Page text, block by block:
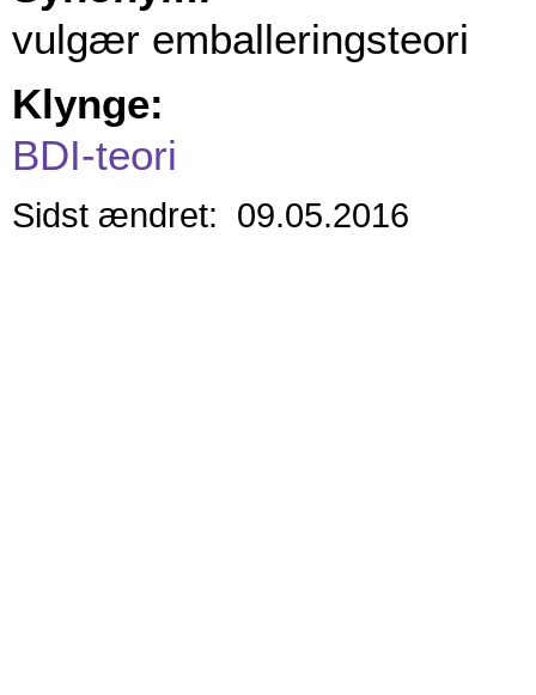
vulgær emballeringsteori
Klynge:
BDI-teori
Sidst ændret: 09.05.2016